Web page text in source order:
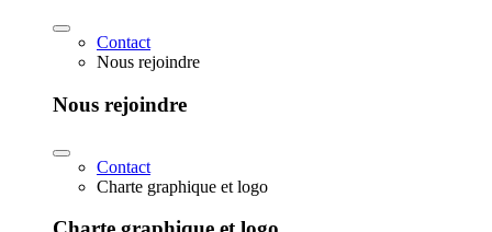
Contact
Nous rejoindre
Nous rejoindre
Contact
Charte graphique et logo